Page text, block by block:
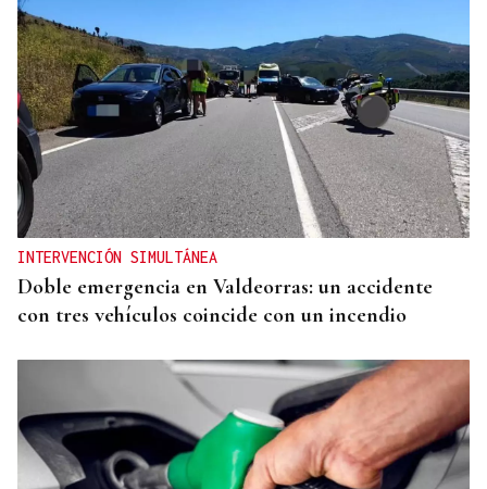
CRISIS HUMANITARIA
El Instituto de Medicina Legal de Ceuta recibe los
cuerpos de los 80 migrantes fallecidos
INTERVENCIÓN SIMULTÁNEA
Doble emergencia en Valdeorras: un accidente
con tres vehículos coincide con un incendio